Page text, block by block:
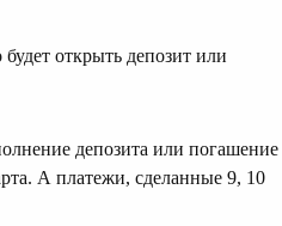
открыть депозит или
депозита или погашение
А платежи, сделанные 9, 10